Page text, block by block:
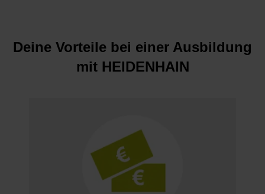
Deine Vorteile bei einer Ausbildung
mit HEIDENHAIN